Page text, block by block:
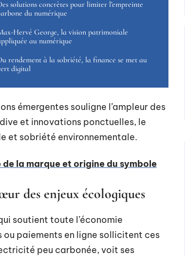
solutions concrètes pour limiter l’empreinte
du numérique
Hervé George, la vision patrimoniale
au numérique
rendement à la sobriété, la finance se met au
digital
émergentes souligne l’ampleur des
et innovations ponctuelles, le
et sobriété environnementale.
la marque et origine du symbole
des enjeux écologiques
soutient toute l’économie
paiements en ligne sollicitent ces
peu carbonée, voit ses